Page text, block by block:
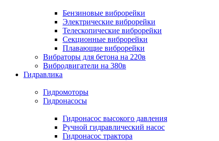
Бензиновые виброрейки
Электрические виброрейки
Телескопические виброрейки
Секционные виброрейки
Плавающие виброрейки
Вибраторы для бетона на 220в
Вибродвигатели на 380в
Гидравлика
Гидромоторы
Гидронасосы
Гидронасос высокого давления
Ручной гидравлический насос
Гидронасос трактора